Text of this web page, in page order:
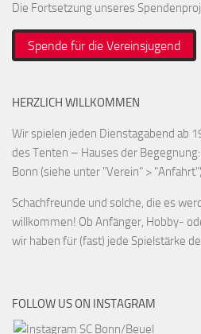
Die Fortsetzung unseres
Spende für die Vereinsjugend
HERZLICH WILLKOMMEN
Wir spielen jeden Dienstagabend ab
des Tenten – Hauses der
Bonn (siehe unter "Verein" >
Schachfreunde und solche, die es
willkommen! Ob Anfänger, Hobby-
wir haben für (fast) jede Spielstärke
FOLLOW US ON INSTAGRAM